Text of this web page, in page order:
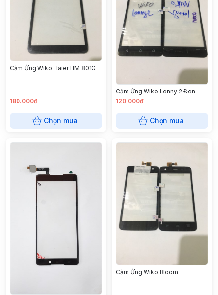
Cảm Ứng Wiko Haier HM 801G
180.000đ
Chọn mua
Cảm Ứng Wiko Lenny 2 Đen
120.000đ
Chọn mua
Cảm Ứng Wiko Bloom